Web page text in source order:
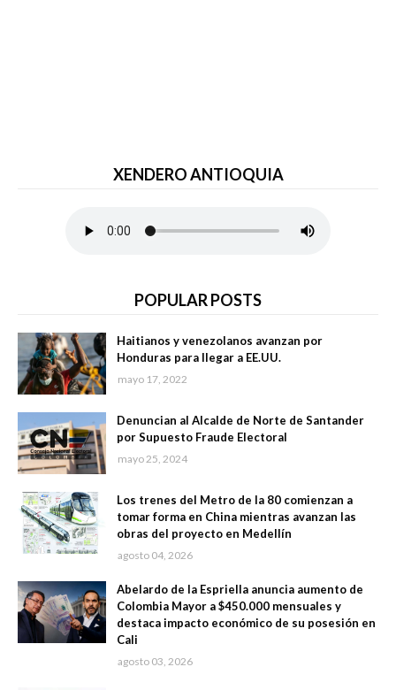
XENDERO ANTIOQUIA
POPULAR POSTS
Haitianos y venezolanos avanzan por
Honduras para llegar a EE.UU.
mayo 17, 2022
Denuncian al Alcalde de Norte de Santander
por Supuesto Fraude Electoral
mayo 25, 2024
Los trenes del Metro de la 80 comienzan a
tomar forma en China mientras avanzan las
obras del proyecto en Medellín
agosto 04, 2026
Abelardo de la Espriella anuncia aumento de
Colombia Mayor a $450.000 mensuales y
destaca impacto económico de su posesión en
Cali
agosto 03, 2026